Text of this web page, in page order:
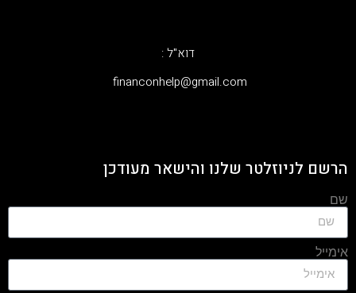
דוא"ל :
‫financonhelp@gmail.com‬
הרשם לניוזלטר שלנו והישאר מעודכן
שם
אימייל